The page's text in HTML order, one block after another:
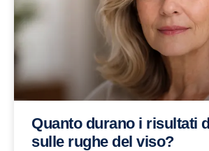
Quanto durano i risultati
sulle rughe del viso?